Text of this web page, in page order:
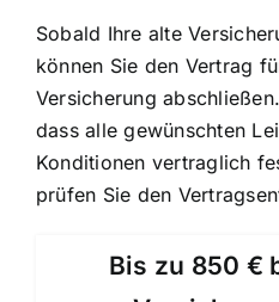
Sobald Ihre alte
können Sie den Vertrag
Versicherung
dass alle gewünschten
Konditionen vertraglich
prüfen Sie den
Bis zu 850 €